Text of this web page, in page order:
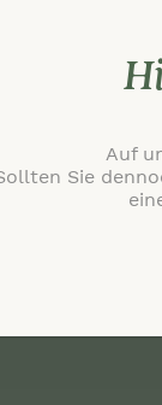
Auf
Sie